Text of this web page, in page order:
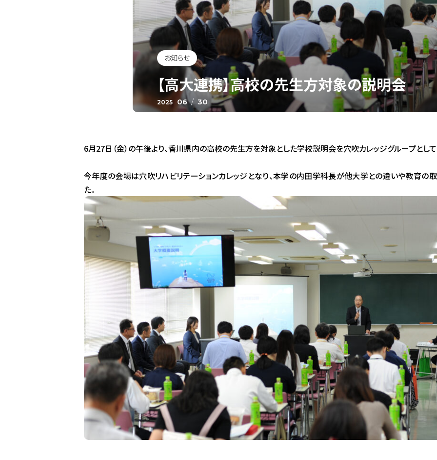
お知らせ
【高大連携】高校の先生方対象の説明会
2025 06 / 30
6月27日（金）の午後より、香川県内の高校の先生方を対象とした学校説明会を穴吹カレッジグループとし
今年度の会場は穴吹リハビリテーションカレッジとなり、本学の内田学科長が他大学との違いや教育の
た。